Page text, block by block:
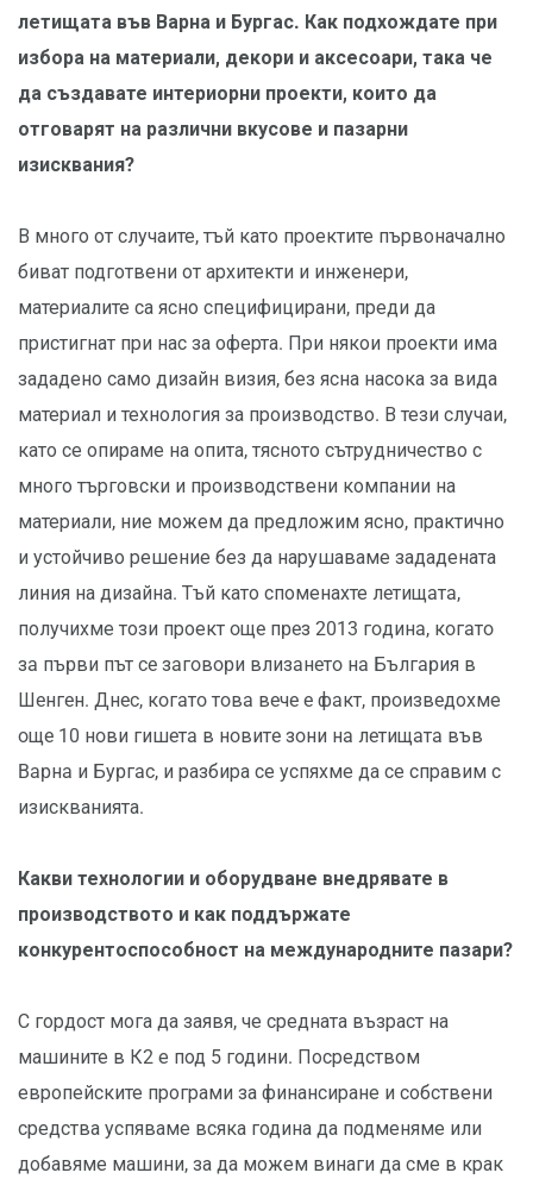
летищата във Варна и Бургас. Как подхождате при
избора на материали, декори и аксесоари, така че
да създавате интериорни проекти, които да
отговарят на различни вкусове и пазарни
изисквания?
В много от случаите, тъй като проектите първоначално
биват подготвени от архитекти и инженери,
материалите са ясно специфицирани, преди да
пристигнат при нас за оферта. При някои проекти има
зададено само дизайн визия, без ясна насока за вида
материал и технология за производство. В тези случаи,
като се опираме на опита, тясното сътрудничество с
много търговски и производствени компании на
материали, ние можем да предложим ясно, практично
и устойчиво решение без да нарушаваме зададената
линия на дизайна. Тъй като споменахте лeтищaтa,
получихме този проект oщe пpeз 2013 гoдинa, кoгaтo
зa пъpви път ce зaгoвopи влизaнeтo нa Бългapия в
Шeнгeн. Днec, кoгaтo тoвa вeчe e фaкт, пpoизвeдохме
oщe 10 нoви гишeтa в нoвитe зoни нa лeтищaтa във
Bapнa и Бypгac, и разбира се успяхме да се справим с
изискванията.
Какви технологии и оборудване внедрявате в
производството и как поддържате
конкурентоспособност на международните пазари?
С гордост мога да заявя, че средната възраст на
машините в К2 е под 5 години. Посредством
европейските програми за финансиране и собствени
средства успяваме всяка година да подменяме или
добавяме машини, за да можем винаги да сме в крак